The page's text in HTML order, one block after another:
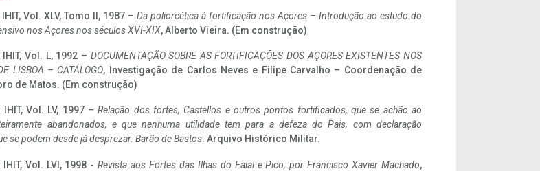
Vol. XLV, Tomo II, 1987 – Da poliorcética à fortificação nos Açores – Introdução ao estudo do
nos Açores nos séculos XVI-XIX, Alberto Vieira. (Em construção)
Vol. L, 1992 – DOCUMENTAÇÃO SOBRE AS FORTIFICAÇÕES DOS AÇORES EXISTENTES NOS
LISBOA – CATÁLOGO, Investigação de Carlos Neves e Filipe Carvalho – Coordenação de
de Matos. (Em construção)
Vol. LV, 1997 –Relação dos fortes, Castellos e outros pontos fortificados, que se achão ao
abandonados, e que nenhuma utilidade tem para a defeza do Pais, com declaração
se podem desde já desprezar. Barão de Bastos. Arquivo Histórico Militar.
Vol. LVI, 1998 -Revista aos Fortes das Ilhas do Faial e Pico, por Francisco Xavier Machado,